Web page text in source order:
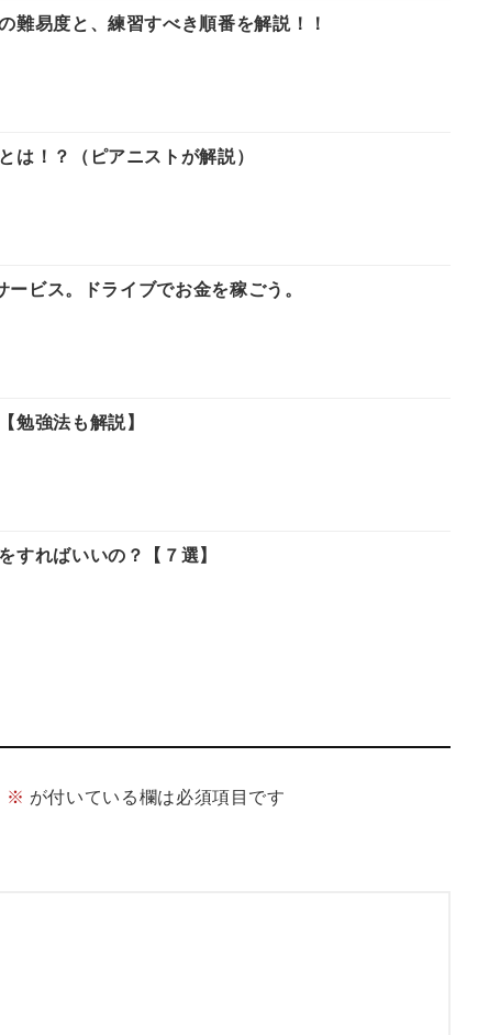
難易度と、練習すべき順番を解説！！
は！？（ピアニストが解説）
ビス。ドライブでお金を稼ごう。
勉強法も解説】
すればいいの？【７選】
※ が付いている欄は必須項目です